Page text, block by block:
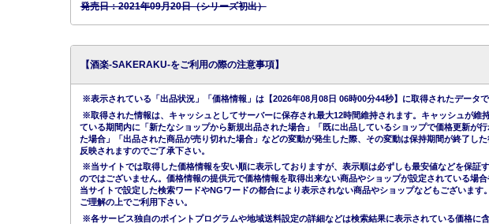
発売日：2021年09月20日（シリーズ初出）
【酒楽-SAKERAKU-をご利用の際の注意事項】
※表示されている「出品状況」「価格情報」は【2026年08月08日 06時00分44秒】に取得されたデータ
※取得された情報は、キャッシュとしてサーバーに保存され最大12時間維持されます。キャッシュが維
ている期間内に「新たなショップから新規出品された場合」「既に出品しているショップで価格更新が行
た場合」「出品された商品が売り切れた場合」などの変動が発生した際、その変動は保持期間が終了した
反映されますのでご了承下さい。
※当サイトでは取得した価格情報を安い順に表示しておりますが、表示順は必ずしも最安値などを保証
のではございません。価格情報の提供元で価格情報を取得出来ない商品やショップが設定されている場合
当サイトで設定した検索ワードやNGワードの都合により表示されない商品やショップなどもございます
ご理解の上でご利用下さい。
※各サービス独自のポイントプログラムや地域送料設定の詳細などは検索結果に表示されている価格に